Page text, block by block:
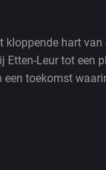
kloppende hart
Leur tot een
toekomst